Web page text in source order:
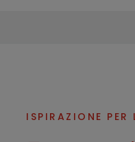
ISPIRAZIONE PER